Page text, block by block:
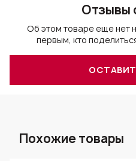
Отзывы
Об этом товаре еще нет
первым, кто
Похожие товары